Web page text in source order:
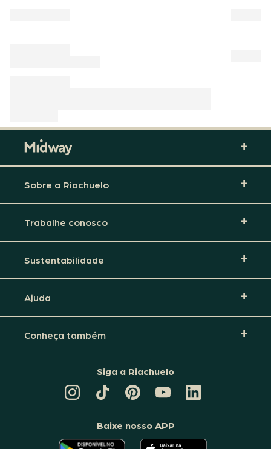
Sobre a Riachuelo
Trabalhe conosco
Sustentabilidade
Ajuda
Conheça também
Siga a Riachuelo
TIKTOK
DA
PINTEREST
DA
CANAL
DA
RIACHUELO
LINKEDIN
DA
Baixe nosso APP
O O